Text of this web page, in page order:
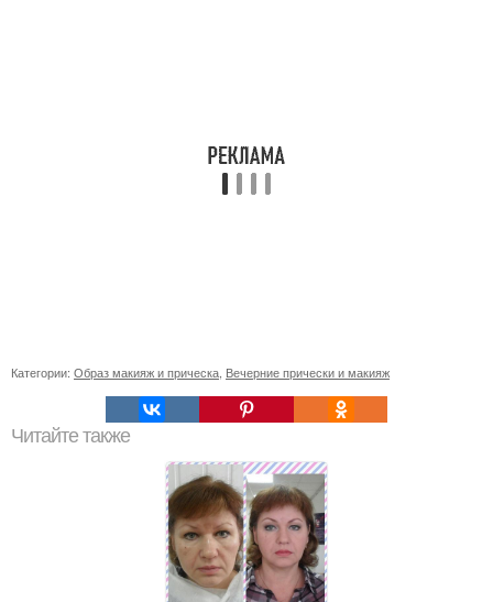
Категории: Образ макияж и прическа Вечерние прически и макияж
Читайте также